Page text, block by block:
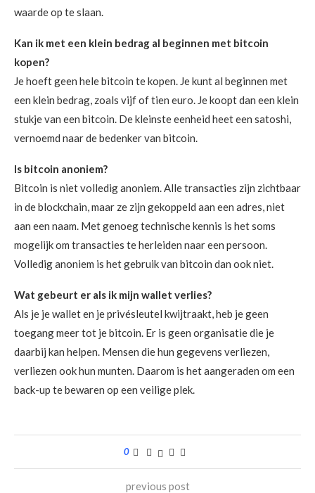
waarde op te slaan.
Kan ik met een klein bedrag al beginnen met bitcoin
kopen?
Je hoeft geen hele bitcoin te kopen. Je kunt al beginnen met
een klein bedrag, zoals vijf of tien euro. Je koopt dan een klein
stukje van een bitcoin. De kleinste eenheid heet een satoshi,
vernoemd naar de bedenker van bitcoin.
Is bitcoin anoniem?
Bitcoin is niet volledig anoniem. Alle transacties zijn zichtbaar
in de blockchain, maar ze zijn gekoppeld aan een adres, niet
aan een naam. Met genoeg technische kennis is het soms
mogelijk om transacties te herleiden naar een persoon.
Volledig anoniem is het gebruik van bitcoin dan ook niet.
Wat gebeurt er als ik mijn wallet verlies?
Als je je wallet en je privésleutel kwijtraakt, heb je geen
toegang meer tot je bitcoin. Er is geen organisatie die je
daarbij kan helpen. Mensen die hun gegevens verliezen,
verliezen ook hun munten. Daarom is het aangeraden om een
back-up te bewaren op een veilige plek.
0
previous post